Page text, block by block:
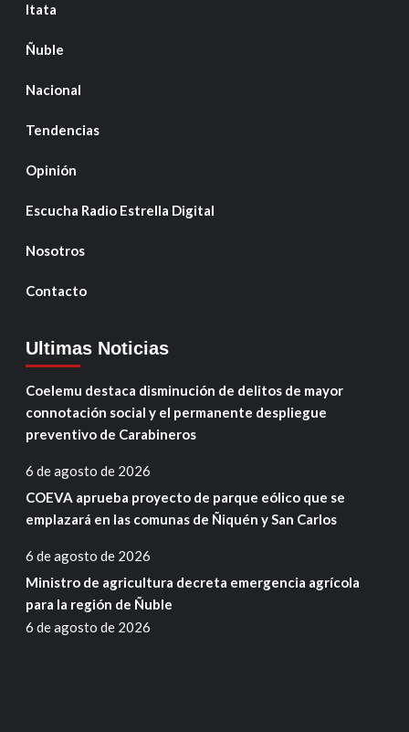
Itata
Ñuble
Nacional
Tendencias
Opinión
Escucha Radio Estrella Digital
Nosotros
Contacto
Ultimas Noticias
Coelemu destaca disminución de delitos de mayor
connotación social y el permanente despliegue
preventivo de Carabineros
6 de agosto de 2026
COEVA aprueba proyecto de parque eólico que se
emplazará en las comunas de Ñiquén y San Carlos
6 de agosto de 2026
Ministro de agricultura decreta emergencia agrícola
para la región de Ñuble
6 de agosto de 2026